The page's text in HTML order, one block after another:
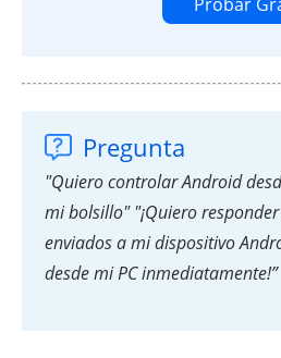
Pregunta
"Quiero controlar Android
mi bolsillo" "¡Quiero
enviados a mi dispositivo
desde mi PC inmediatamente!”